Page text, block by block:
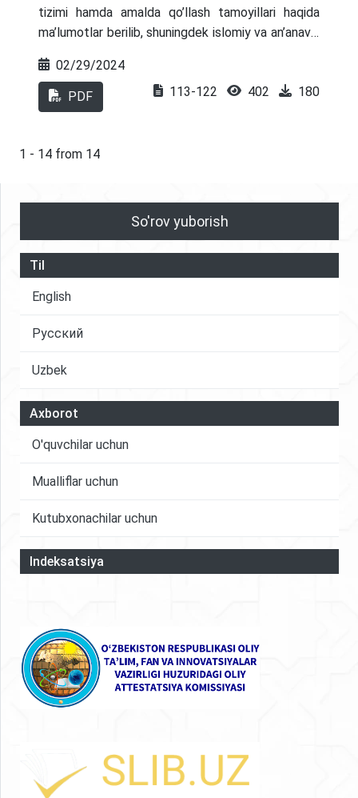
tizimi hamda amalda qo’llash tamoyillari haqida
ma’lumotlar berilib, shuningdek islomiy va an’anaviy
Bundan tashqari, O’zbekistonda islom moliyasi,
xususan, ijara shartnomasining amaliyoti hamda
islom moliyasining ichki va tashqi investitsiyalarni
02/29/2024
PDF 113-122 402 180
1 - 14 from 14
So'rov yuborish
Til
English
Русский
Uzbek
Axborot
O'quvchilar uchun
Mualliflar uchun
Kutubxonachilar uchun
Indeksatsiya